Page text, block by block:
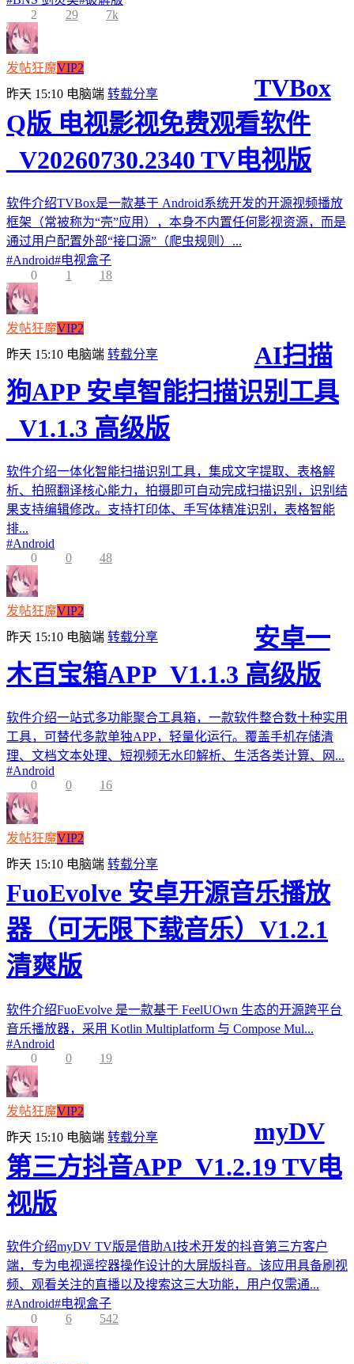
2
29 7k
发帖狂魔VIP2
昨天 15:10 电脑端 转载分享
TVBox
Q版 电视影视免费观看软件
_V20260730.2340 TV电视版
软件介绍TVBox是一款基于 Android系统开发的开源视频播放
框架（常被称为“壳”应用），本身不内置任何影视资源，而是
通过用户配置外部“接口源”（爬虫规则）...
#Android#电视盒子
0
1 18
发帖狂魔VIP2
昨天 15:10 电脑端 转载分享
AI扫描
狗APP 安卓智能扫描识别工具
_V1.1.3 高级版
软件介绍一体化智能扫描识别工具，集成文字提取、表格解
析、拍照翻译核心能力，拍摄即可自动完成扫描识别，识别结
果支持编辑修改。支持打印体、手写体精准识别，表格智能
排...
#Android
0
0 48
发帖狂魔VIP2
昨天 15:10 电脑端 转载分享
安卓一
木百宝箱APP_V1.1.3 高级版
软件介绍一站式多功能聚合工具箱，一款软件整合数十种实用
工具，可替代多款单独APP，轻量化运行。覆盖手机存储清
理、文档文本处理、短视频无水印解析、生活各类计算、网...
#Android
0
0 16
发帖狂魔VIP2
昨天 15:10 电脑端 转载分享
FuoEvolve 安卓开源音乐播放
器（可无限下载音乐）V1.2.1
清爽版
软件介绍FuoEvolve 是一款基于 FeelUOwn 生态的开源跨平台
音乐播放器，采用 Kotlin Multiplatform 与 Compose Mul...
#Android
0
0 19
发帖狂魔VIP2
昨天 15:10 电脑端 转载分享
myDV
第三方抖音APP_V1.2.19 TV电
视版
软件介绍myDV TV版是借助AI技术开发的抖音第三方客户
端，专为电视遥控器操作设计的大屏版抖音。该应用具备刷视
频、观看关注的直播以及搜索这三大功能，用户仅需通...
#Android#电视盒子
0
6 542